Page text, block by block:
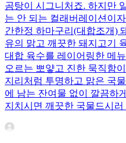
곰탕이 시그니처죠. 하지만
는 안 되는 컬래버레이션이
간한정 하마구리(대합조개)
유의 맑고 깨끗한 돼지고기
대합 육수를 레이어링한 메
오르는 뽀얗고 진한 묵직함
지리처럼 투명하고 맑은 국
에 남는 잔여물 없이 깔끔하
지치시면 깨끗한 국물드시